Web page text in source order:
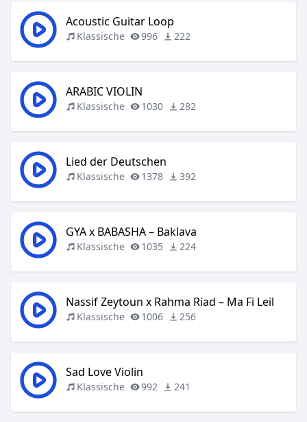
Acoustic Guitar Loop
Klassische 996 222
ARABIC VIOLIN
Klassische 1030 282
Lied der Deutschen
Klassische 1378 392
GYA x BABASHA – Baklava
Klassische 1035 224
Nassif Zeytoun x Rahma Riad – Ma Fi Leil
Klassische 1006 256
Sad Love Violin
Klassische 992 241